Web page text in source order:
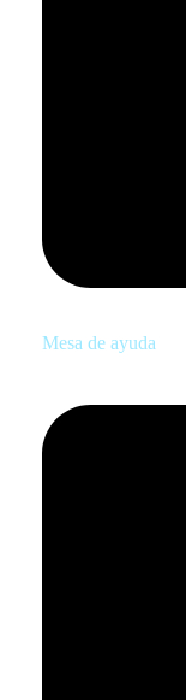
Mesa de ayuda